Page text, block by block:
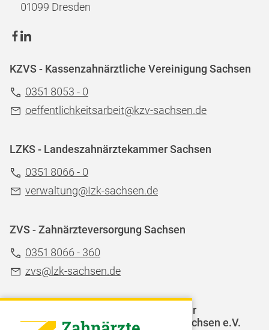
01099 Dresden
KZVS - Kassenzahnärztliche Vereinigung Sachsen
0351 8053 - 0
oeffentlichkeitsarbeit@kzv-sachsen.de
LZKS - Landeszahnärztekammer Sachsen
0351 8066 - 0
verwaltung@Izk-sachsen.de
ZVS - Zahnärzteversorgung Sachsen
0351 8066 - 360
zvs@lzk-sachsen.de
LAGZ - Landesarbeitsgemeinschaft für
Jugendzahnpflege des Freistaates Sachsen e.V.